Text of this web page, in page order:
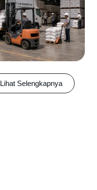
Lihat Selengkapnya